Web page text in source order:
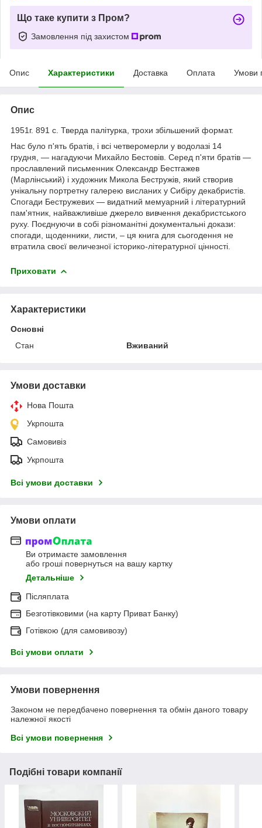
Що таке купити з Пром?
Замовлення під захистом
Опис Характеристики Доставка Оплата Умови
Опис
1951г. 891 с. Тверда палітурка, трохи збільшений формат.
Нас було п'ять братів, і всі четверомерли у водолазі 14
грудня, — нагадуючи Михайло Бестовів. Серед п'яти братів —
прославлений письменник Олександр Бестгажев
(Марлінський) і художник Микола Бестружів, який створив
унікальну портретну галерею висланих у Сибіру декабристів.
Спогади Бестружевих — видатний мемуарний і літературний
пам'ятник, найважливіше джерело вивчення декабристського
руху. Поєднуючи в собі різноманітні документальні докази:
спогади, щоденники, листи, – ця книга для сьогодення не
втратила своєї величезної історико-літературної цінності.
Приховати
Характеристики
Основні
Стан
Вживаний
Умови доставки
Нова Пошта
Укрпошта
Самовивіз
Укрпошта
Всі умови доставки
Умови оплати
Ви отримаєте замовлення
або гроші повернуться на вашу картку
Детальніше
Післяплата
Безготівковими (на карту Приват Банку)
Готівкою (для самовивозу)
Всі умови оплати
Умови повернення
Законом не передбачено повернення та обмін даного товару
належної якості
Всі умови повернення
Подібні товари компанії